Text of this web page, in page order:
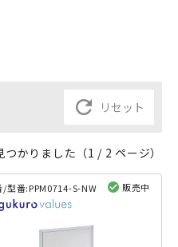
refresh リセット
つかりました（1 / 2 ページ）
/型番:PPM0714-S-NW
販売中